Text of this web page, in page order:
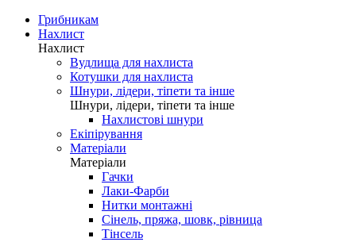
Грибникам
Нахлист
Нахлист
Вудлища для нахлиста
Котушки для нахлиста
Шнури, лідери, тіпети та інше
Шнури, лідери, тіпети та інше
Нахлистові шнури
Екіпірування
Матеріали
Матеріали
Гачки
Лаки-Фарби
Нитки монтажні
Сінель, пряжа, шовк, рівница
Тінсель